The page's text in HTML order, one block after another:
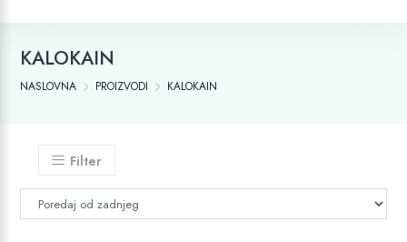
KALOKAIN
NASLOVNA PROIZVODI KALOKAIN
Filter